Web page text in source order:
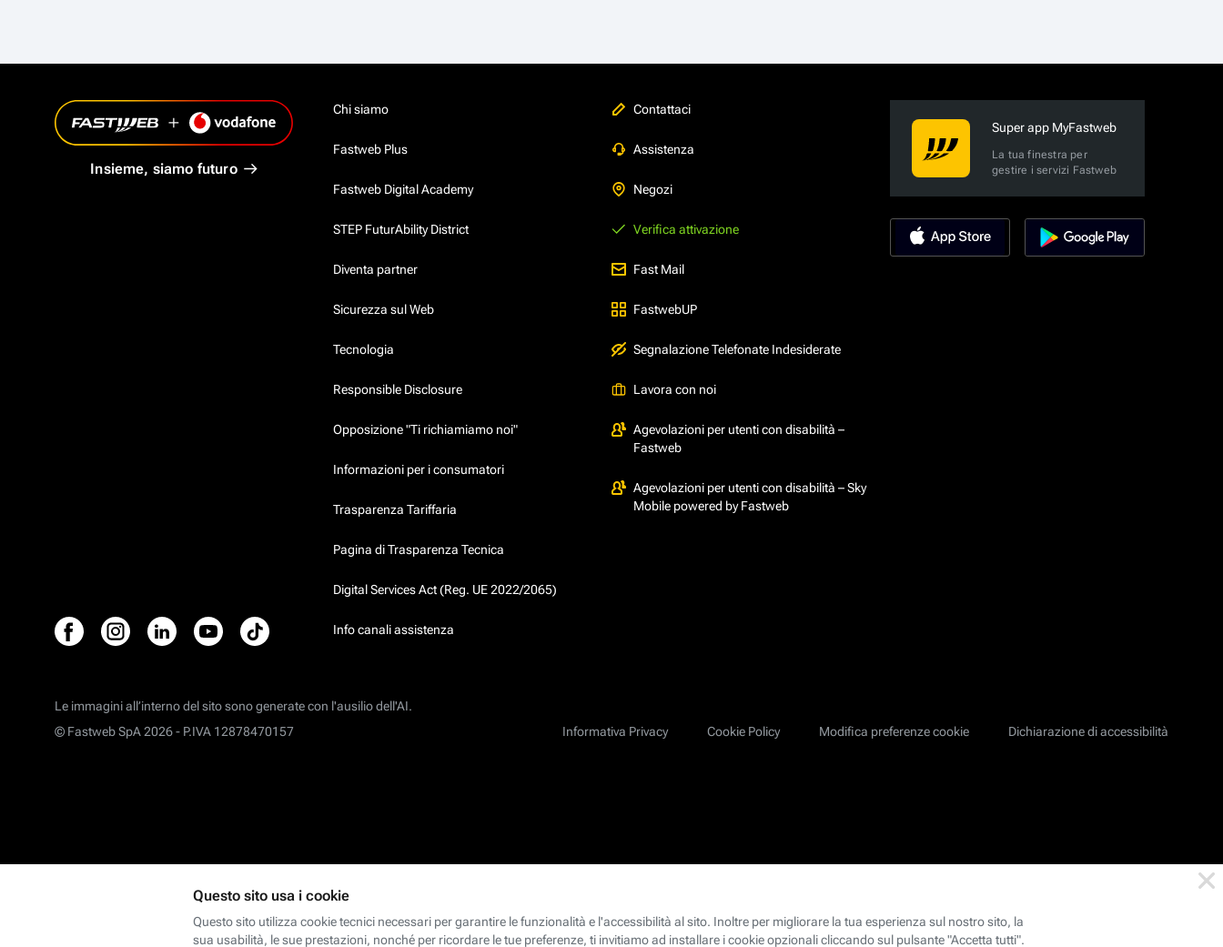
Insieme, siamo futuro
Chi siamo
Fastweb Plus
Fastweb Digital Academy
STEP FuturAbility District
Diventa partner
Sicurezza sul Web
Tecnologia
Responsible Disclosure
Opposizione "Ti richiamiamo noi"
Informazioni per i consumatori
Trasparenza Tariffaria
Pagina di Trasparenza Tecnica
Digital Services Act (Reg. UE 2022/2065)
Info canali assistenza
Contattaci
Assistenza
Negozi
Verifica attivazione
Fast Mail
FastwebUP
Segnalazione Telefonate Indesiderate
Lavora con noi
Agevolazioni per utenti con disabilità –
Fastweb
Agevolazioni per utenti con disabilità – Sky
Mobile powered by Fastweb
Super app MyFastweb
La tua finestra per
gestire i servizi Fastweb
Le immagini all’interno del sito sono generate con l'ausilio dell'AI.
Informativa Privacy
Cookie Policy Modifica preferenze cookie Dichiarazione di accessibilità
© Fastweb SpA 2026 - P.IVA 12878470157